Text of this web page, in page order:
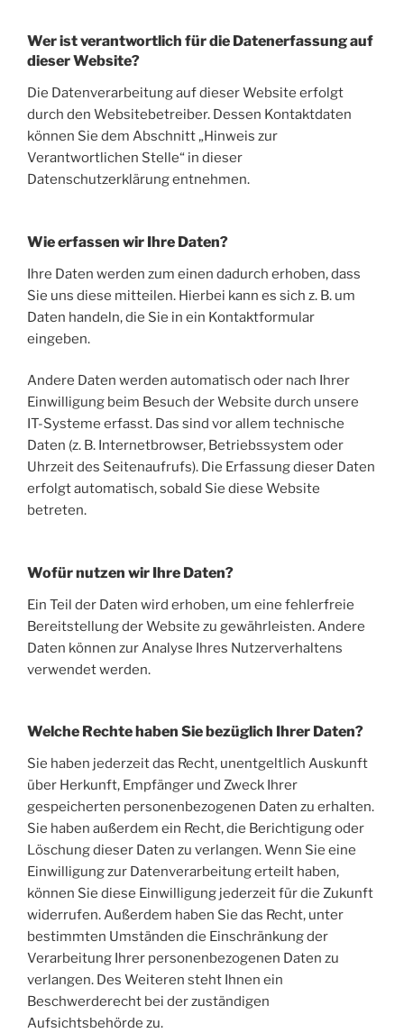
Wer ist verantwortlich für die Datenerfassung auf
dieser Website?
Die Datenverarbeitung auf dieser Website erfolgt
durch den Websitebetreiber. Dessen Kontaktdaten
können Sie dem Abschnitt „Hinweis zur
Verantwortlichen Stelle“ in dieser
Datenschutzerklärung entnehmen.
Wie erfassen wir Ihre Daten?
Ihre Daten werden zum einen dadurch erhoben, dass
Sie uns diese mitteilen. Hierbei kann es sich z. B. um
Daten handeln, die Sie in ein Kontaktformular
eingeben.
Andere Daten werden automatisch oder nach Ihrer
Einwilligung beim Besuch der Website durch unsere
IT-Systeme erfasst. Das sind vor allem technische
Daten (z. B. Internetbrowser, Betriebssystem oder
Uhrzeit des Seitenaufrufs). Die Erfassung dieser Daten
erfolgt automatisch, sobald Sie diese Website
betreten.
Wofür nutzen wir Ihre Daten?
Ein Teil der Daten wird erhoben, um eine fehlerfreie
Bereitstellung der Website zu gewährleisten. Andere
Daten können zur Analyse Ihres Nutzerverhaltens
verwendet werden.
Welche Rechte haben Sie bezüglich Ihrer Daten?
Sie haben jederzeit das Recht, unentgeltlich Auskunft
über Herkunft, Empfänger und Zweck Ihrer
gespeicherten personenbezogenen Daten zu erhalten.
Sie haben außerdem ein Recht, die Berichtigung oder
Löschung dieser Daten zu verlangen. Wenn Sie eine
Einwilligung zur Datenverarbeitung erteilt haben,
können Sie diese Einwilligung jederzeit für die Zukunft
widerrufen. Außerdem haben Sie das Recht, unter
bestimmten Umständen die Einschränkung der
Verarbeitung Ihrer personenbezogenen Daten zu
verlangen. Des Weiteren steht Ihnen ein
Beschwerderecht bei der zuständigen
Aufsichtsbehörde zu.